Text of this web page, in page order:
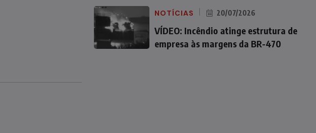
NOTÍCIAS 20/07/2026
VÍDEO: Incêndio atinge estrutura de
empresa às margens da BR-470